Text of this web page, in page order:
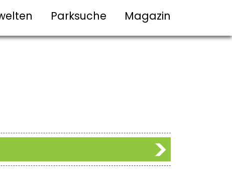
Parksuche Magazin